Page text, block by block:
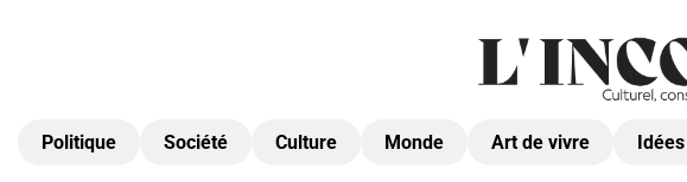
Politique Société Culture Monde Art de vivre Idées